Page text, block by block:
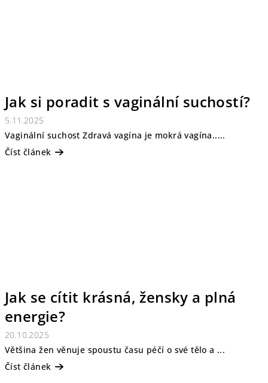
Jak si poradit s vaginální suchostí?
5.11.2025
Vaginální suchost Zdravá vagína je mokrá vagína.....
Číst článek
Jak se cítit krásná, žensky a plná
energie?
20.10.2025
Většina žen věnuje spoustu času péčí o své tělo a ...
Číst článek